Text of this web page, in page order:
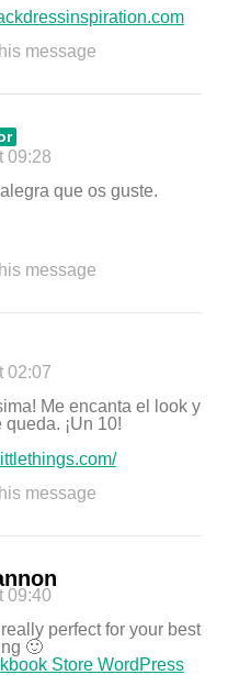
message
09:28
que os guste.
message
02:07
Me encanta el look y
queda. ¡Un 10!
message
09:40
perfect for your best
🙂
Store WordPress